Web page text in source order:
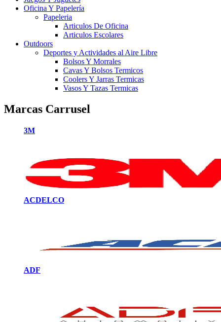
Oficina Y Papelería
Papeleria
Articulos De Oficina
Articulos Escolares
Outdoors
Deportes y Actividades al Aire Libre
Bolsos Y Morrales
Cavas Y Bolsos Termicos
Coolers Y Jarras Termicas
Vasos Y Tazas Termicas
Marcas Carrusel
3M
ACDELCO
ADF